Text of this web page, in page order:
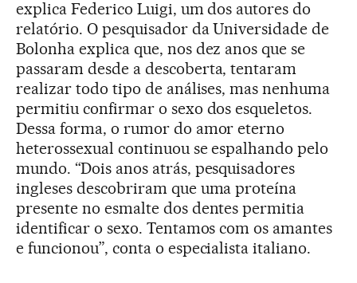
explica Federico Luigi, um dos autores do
relatório. O pesquisador da Universidade de
Bolonha explica que, nos dez anos que se
passaram desde a descoberta, tentaram
realizar todo tipo de análises, mas nenhuma
permitiu confirmar o sexo dos esqueletos.
Dessa forma, o rumor do amor eterno
heterossexual continuou se espalhando pelo
mundo. “Dois anos atrás, pesquisadores
ingleses descobriram que uma proteína
presente no esmalte dos dentes permitia
identificar o sexo. Tentamos com os amantes
e funcionou”, conta o especialista italiano.